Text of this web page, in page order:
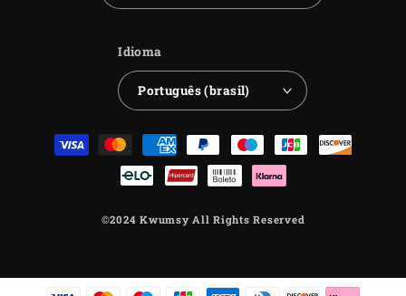
Idioma
Português (brasil)
Formas
©2024 Kwumsy All Rights Reserved